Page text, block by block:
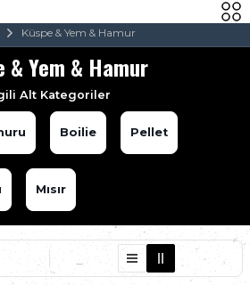
Küspe & Yem & Hamur
& Yem & Hamur
Alt Kategoriler
Boilie Pellet
Mısır